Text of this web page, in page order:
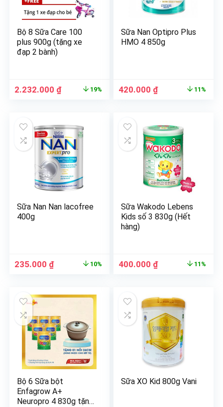
Bộ 8 Sữa Care 100
plus 900g (tặng xe
đạp 2 bành)
2.232.000 ₫ 19%
Sữa Nan Optipro Plus
HMO 4 850g
420.000 ₫ 11%
Sữa Nan Nan lacofree
400g
235.000 ₫ 10%
Sữa Wakodo Lebens
Kids số 3 830g (Hết
hàng)
400.000 ₫ 11%
Bộ 6 Sữa bột
Enfagrow A+
Neuropro 4 830g tặng
Sữa XO Kid 800g Vani